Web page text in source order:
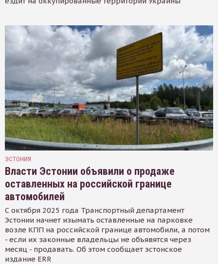
ЭСТОНИЯ
Власти Эстонии объявили о продаже
оставленных на российской границе
автомобилей
С октября 2025 года Транспортный департамент
Эстонии начнет изымать оставленные на парковке
возле КПП на российской границе автомобили, а потом
- если их законные владельцы не объявятся через
месяц - продавать. Об этом сообщает эстонское
издание ERR